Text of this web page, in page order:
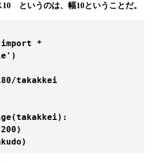
というのは、幅10ということだ。
*
takakkei